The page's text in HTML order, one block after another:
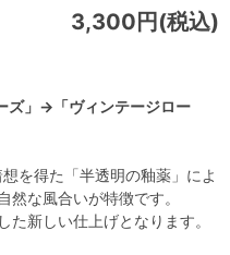
3,300円(税込)
」→「ヴィンテージロー
を得た「半透明の釉薬」によ
然な風合いが特徴です。
た新しい仕上げとなります。